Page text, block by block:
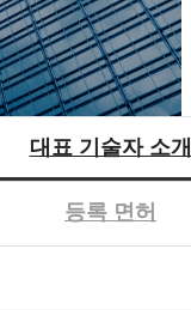
대표 기술자 소개
등록 면허